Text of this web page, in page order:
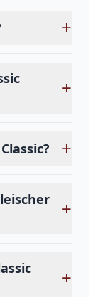
+
+
+
+
+